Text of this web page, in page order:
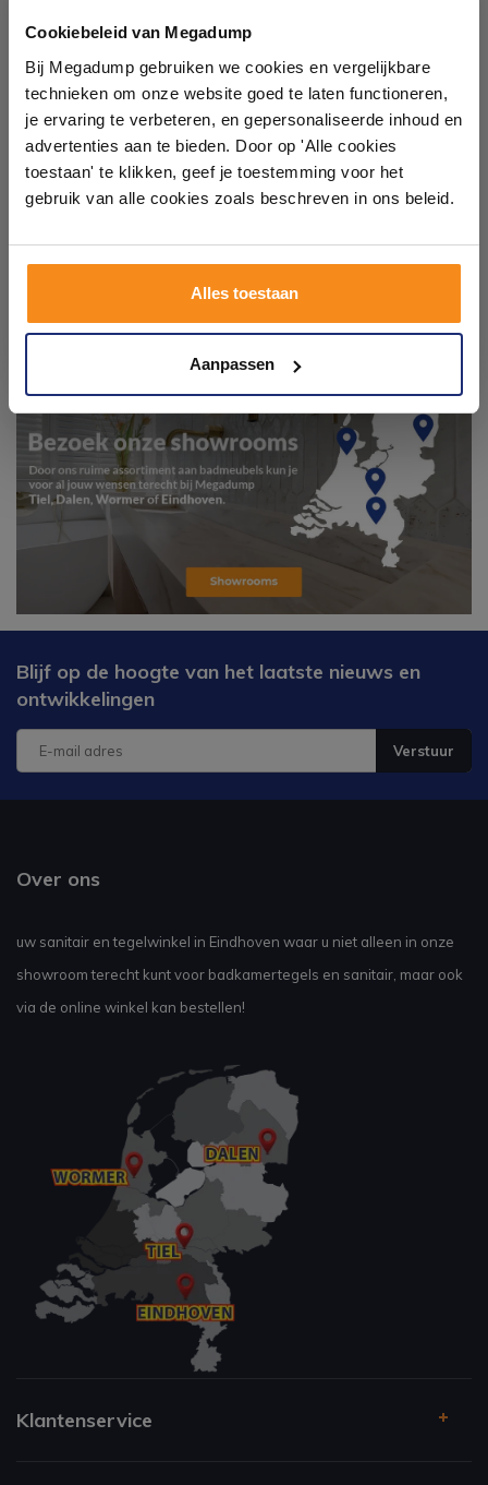
Cookiebeleid van Megadump
Bij Megadump gebruiken we cookies en vergelijkbare
technieken om onze website goed te laten functioneren,
je ervaring te verbeteren, en gepersonaliseerde inhoud en
advertenties aan te bieden. Door op 'Alle cookies
toestaan' te klikken, geef je toestemming voor het
gebruik van alle cookies zoals beschreven in ons beleid.
Alles toestaan
Aanpassen
Blijf op de hoogte van het laatste nieuws en
ontwikkelingen
Verstuur
Over ons
uw sanitair en tegelwinkel in Eindhoven waar u niet alleen in onze
showroom terecht kunt voor badkamertegels en sanitair, maar ook
via de online winkel kan bestellen!
Klantenservice
badkamers in onze 1000 m²
showroom
Laat je inspireren door 21 volledig ingerichte
badkameropstellingen – van compact tot luxe. Onze
ervaren adviseurs helpen je persoonlijk, en je vindt
tegels & sanitair direct uit voorraad. Gratis parkeren
op eigen terrein.
Kom langs en ervaar zelf het verschil!